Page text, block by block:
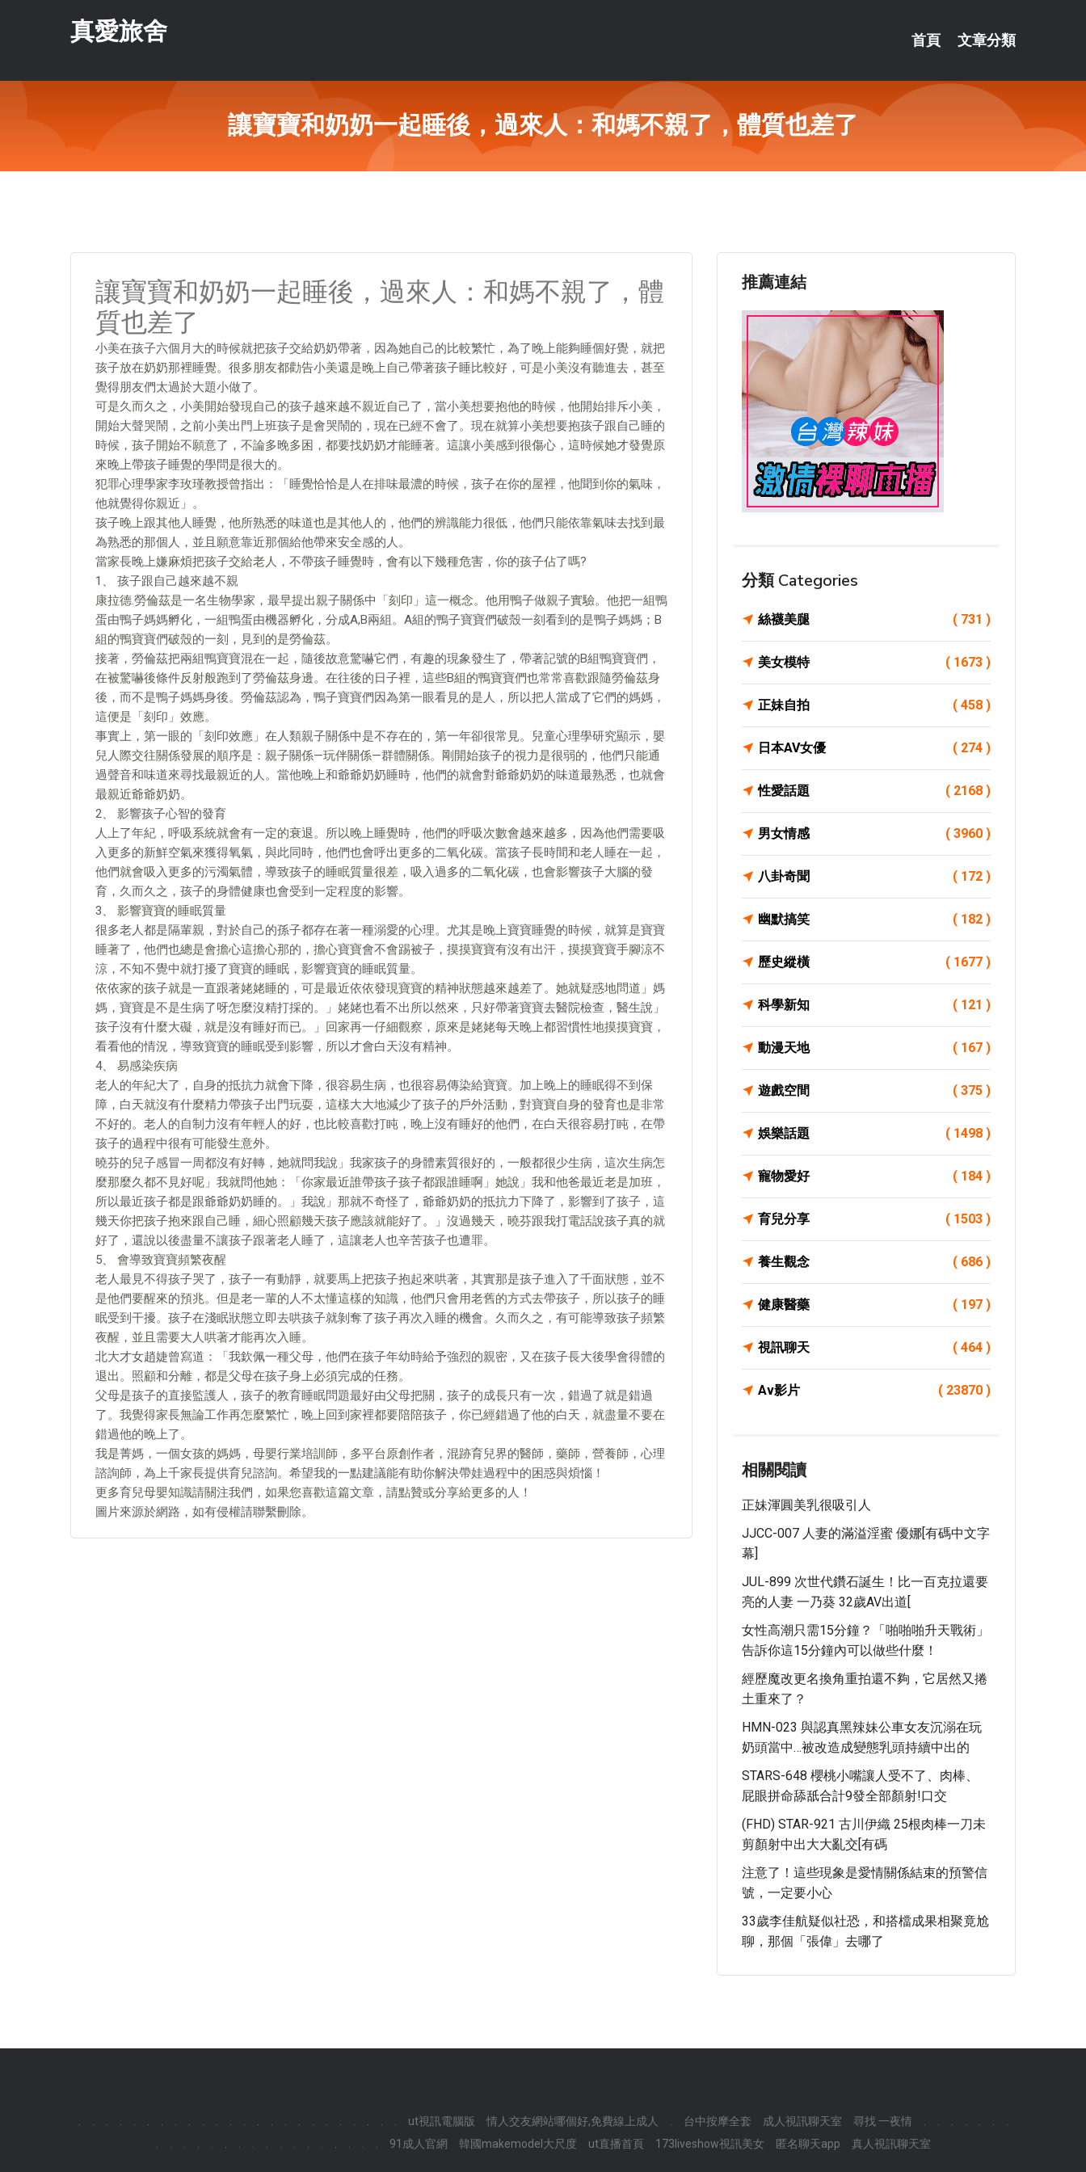
真愛旅舍 首頁 文章分類
讓寶寶和奶奶一起睡後，過來人：和媽不親了，體質也差了
讓寶寶和奶奶一起睡後，過來人：和媽不親了，體
質也差了
小美在孩子六個月大的時候就把孩子交給奶奶帶著，因為她自己的比較繁忙，為了晚上能夠睡個好覺，就把
孩子放在奶奶那裡睡覺。很多朋友都勸告小美還是晚上自己帶著孩子睡比較好，可是小美沒有聽進去，甚至
覺得朋友們太過於大題小做了。
可是久而久之，小美開始發現自己的孩子越來越不親近自己了，當小美想要抱他的時候，他開始排斥小美，
開始大聲哭鬧，之前小美出門上班孩子是會哭鬧的，現在已經不會了。現在就算小美想要抱孩子跟自己睡的
時候，孩子開始不願意了，不論多晚多困，都要找奶奶才能睡著。這讓小美感到很傷心，這時候她才發覺原
來晚上帶孩子睡覺的學問是很大的。
犯罪心理學家李玫瑾教授曾指出：「睡覺恰恰是人在排味最濃的時候，孩子在你的屋裡，他聞到你的氣味，
他就覺得你親近」。
孩子晚上跟其他人睡覺，他所熟悉的味道也是其他人的，他們的辨識能力很低，他們只能依靠氣味去找到最
為熟悉的那個人，並且願意靠近那個給他帶來安全感的人。
當家長晚上嫌麻煩把孩子交給老人，不帶孩子睡覺時，會有以下幾種危害，你的孩子佔了嗎?
1、 孩子跟自己越來越不親
康拉德.勞倫茲是一名生物學家，最早提出親子關係中「刻印」這一概念。他用鴨子做親子實驗。他把一組鴨
蛋由鴨子媽媽孵化，一組鴨蛋由機器孵化，分成A,B兩組。A組的鴨子寶寶們破殼一刻看到的是鴨子媽媽；B
組的鴨寶寶們破殼的一刻，見到的是勞倫茲。
接著，勞倫茲把兩組鴨寶寶混在一起，隨後故意驚嚇它們，有趣的現象發生了，帶著記號的B組鴨寶寶們，
在被驚嚇後條件反射般跑到了勞倫茲身邊。在往後的日子裡，這些B組的鴨寶寶們也常常喜歡跟隨勞倫茲身
後，而不是鴨子媽媽身後。勞倫茲認為，鴨子寶寶們因為第一眼看見的是人，所以把人當成了它們的媽媽，
這便是「刻印」效應。
事實上，第一眼的「刻印效應」在人類親子關係中是不存在的，第一年卻很常見。兒童心理學研究顯示，嬰
兒人際交往關係發展的順序是：親子關係—玩伴關係—群體關係。剛開始孩子的視力是很弱的，他們只能通
過聲音和味道來尋找最親近的人。當他晚上和爺爺奶奶睡時，他們的就會對爺爺奶奶的味道最熟悉，也就會
最親近爺爺奶奶。
2、 影響孩子心智的發育
人上了年紀，呼吸系統就會有一定的衰退。所以晚上睡覺時，他們的呼吸次數會越來越多，因為他們需要吸
入更多的新鮮空氣來獲得氧氣，與此同時，他們也會呼出更多的二氧化碳。當孩子長時間和老人睡在一起，
他們就會吸入更多的污濁氣體，導致孩子的睡眠質量很差，吸入過多的二氧化碳，也會影響孩子大腦的發
育，久而久之，孩子的身體健康也會受到一定程度的影響。
3、 影響寶寶的睡眠質量
很多老人都是隔輩親，對於自己的孫子都存在著一種溺愛的心理。尤其是晚上寶寶睡覺的時候，就算是寶寶
睡著了，他們也總是會擔心這擔心那的，擔心寶寶會不會踢被子，摸摸寶寶有沒有出汗，摸摸寶寶手腳涼不
涼，不知不覺中就打擾了寶寶的睡眠，影響寶寶的睡眠質量。
依依家的孩子就是一直跟著姥姥睡的，可是最近依依發現寶寶的精神狀態越來越差了。她就疑惑地問道」媽
媽，寶寶是不是生病了呀怎麼沒精打採的。」姥姥也看不出所以然來，只好帶著寶寶去醫院檢查，醫生說」
孩子沒有什麼大礙，就是沒有睡好而已。」回家再一仔細觀察，原來是姥姥每天晚上都習慣性地摸摸寶寶，
看看他的情況，導致寶寶的睡眠受到影響，所以才會白天沒有精神。
4、 易感染疾病
老人的年紀大了，自身的抵抗力就會下降，很容易生病，也很容易傳染給寶寶。加上晚上的睡眠得不到保
障，白天就沒有什麼精力帶孩子出門玩耍，這樣大大地減少了孩子的戶外活動，對寶寶自身的發育也是非常
不好的。老人的自制力沒有年輕人的好，也比較喜歡打盹，晚上沒有睡好的他們，在白天很容易打盹，在帶
孩子的過程中很有可能發生意外。
曉芬的兒子感冒一周都沒有好轉，她就問我說」我家孩子的身體素質很好的，一般都很少生病，這次生病怎
麼那麼久都不見好呢」我就問他她：「你家最近誰帶孩子孩子都跟誰睡啊」她說」我和他爸最近老是加班，
所以最近孩子都是跟爺爺奶奶睡的。」我說」那就不奇怪了，爺爺奶奶的抵抗力下降了，影響到了孩子，這
幾天你把孩子抱來跟自己睡，細心照顧幾天孩子應該就能好了。」沒過幾天，曉芬跟我打電話說孩子真的就
好了，還說以後盡量不讓孩子跟著老人睡了，這讓老人也辛苦孩子也遭罪。
5、 會導致寶寶頻繁夜醒
老人最見不得孩子哭了，孩子一有動靜，就要馬上把孩子抱起來哄著，其實那是孩子進入了千面狀態，並不
是他們要醒來的預兆。但是老一輩的人不太懂這樣的知識，他們只會用老舊的方式去帶孩子，所以孩子的睡
眠受到干擾。孩子在淺眠狀態立即去哄孩子就剝奪了孩子再次入睡的機會。久而久之，有可能導致孩子頻繁
夜醒，並且需要大人哄著才能再次入睡。
北大才女趙婕曾寫道：「我欽佩一種父母，他們在孩子年幼時給予強烈的親密，又在孩子長大後學會得體的
退出。照顧和分離，都是父母在孩子身上必須完成的任務。
父母是孩子的直接監護人，孩子的教育睡眠問題最好由父母把關，孩子的成長只有一次，錯過了就是錯過
了。我覺得家長無論工作再怎麼繁忙，晚上回到家裡都要陪陪孩子，你已經錯過了他的白天，就盡量不要在
錯過他的晚上了。
我是菁媽，一個女孩的媽媽，母嬰行業培訓師，多平台原創作者，混跡育兒界的醫師，藥師，營養師，心理
諮詢師，為上千家長提供育兒諮詢。希望我的一點建議能有助你解決帶娃過程中的困惑與煩惱！
更多育兒母嬰知識請關注我們，如果您喜歡這篇文章，請點贊或分享給更多的人！
圖片來源於網路，如有侵權請聯繫刪除。
推薦連結
分類 Categories
絲襪美腿 ( 731 )
美女模特 ( 1673 )
正妹自拍 ( 458 )
日本AV女優 ( 274 )
性愛話題 ( 2168 )
男女情感 ( 3960 )
八卦奇聞 ( 172 )
幽默搞笑 ( 182 )
歷史縱橫 ( 1677 )
科學新知 ( 121 )
動漫天地 ( 167 )
遊戲空間 ( 375 )
娛樂話題 ( 1498 )
寵物愛好 ( 184 )
育兒分享 ( 1503 )
養生觀念 ( 686 )
健康醫藥 ( 197 )
視訊聊天 ( 464 )
Av影片 ( 23870 )
相關閱讀
正妹渾圓美乳很吸引人
JJCC-007 人妻的滿溢淫蜜 優娜[有碼中文字
幕]
JUL-899 次世代鑽石誕生！比一百克拉還要
亮的人妻 一乃葵 32歲AV出道[
女性高潮只需15分鐘？「啪啪啪升天戰術」
告訴你這15分鐘內可以做些什麼！
經歷魔改更名換角重拍還不夠，它居然又捲
土重來了？
HMN-023 與認真黑辣妹公車女友沉溺在玩
奶頭當中…被改造成變態乳頭持續中出的
STARS-648 櫻桃小嘴讓人受不了、肉棒、
屁眼拼命舔舐合計9發全部顏射!口交
(FHD) STAR-921 古川伊織 25根肉棒一刀未
剪顏射中出大大亂交[有碼
注意了！這些現象是愛情關係結束的預警信
號，一定要小心
33歲李佳航疑似社恐，和搭檔成果相聚竟尬
聊，那個「張偉」去哪了
ut視訊電腦版 情人交友網站哪個好,免費線上成人 台中按摩全套 成人視訊聊天室 尋找 一夜情
91成人官網 韓國makemodel大尺度 ut直播首頁 173liveshow視訊美女 匿名聊天app 真人視訊聊天室